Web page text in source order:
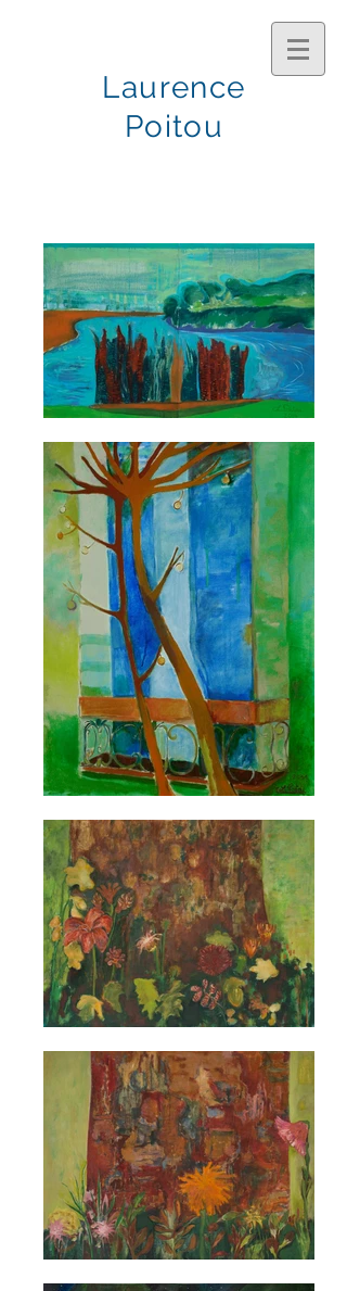
Laurence
Poitou